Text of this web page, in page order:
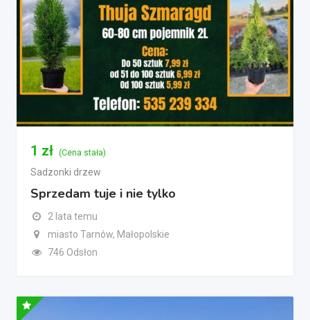
1 zł (Cena stała)
Sadzonki drzew
Sprzedam tuje i nie tylko
2 lata temu
miasto Tarnów, Małopolskie
746 Odsłon